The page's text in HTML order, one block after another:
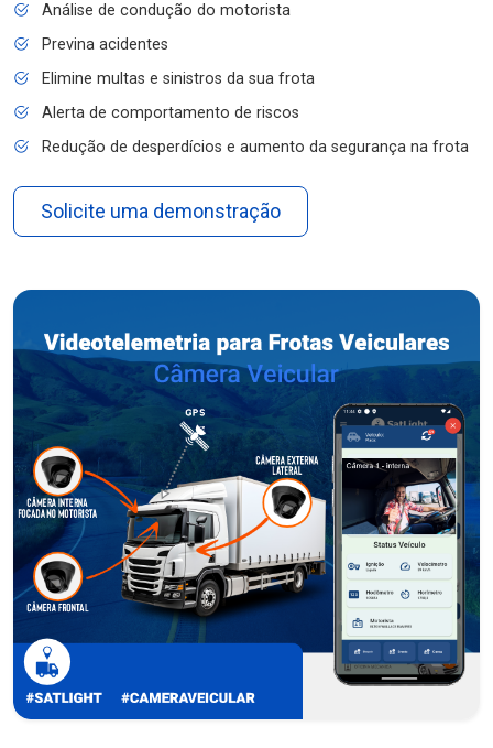
Análise de condução do motorista
Previna acidentes
Elimine multas e sinistros da sua frota
Alerta de comportamento de riscos
Redução de desperdícios e aumento da segurança na frota
Solicite uma demonstração